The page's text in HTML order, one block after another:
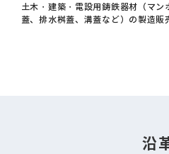
土木・建築・電設用鋳鉄器材（マ
蓋、排水桝蓋、溝蓋など）の製造販
沿